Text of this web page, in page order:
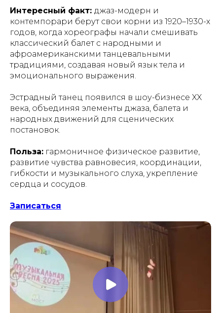
Интересный факт: джаз-модерн и
контемпорари берут свои корни из 1920–1930-х
годов, когда хореографы начали смешивать
классический балет с народными и
афроамериканскими танцевальными
традициями, создавая новый язык тела и
эмоционального выражения.
Эстрадный танец появился в шоу-бизнесе XX
века, объединяя элементы джаза, балета и
народных движений для сценических
постановок.
Польза: гармоничное физическое развитие,
развитие чувства равновесия, координации,
гибкости и музыкального слуха, укрепление
сердца и сосудов.
Записаться